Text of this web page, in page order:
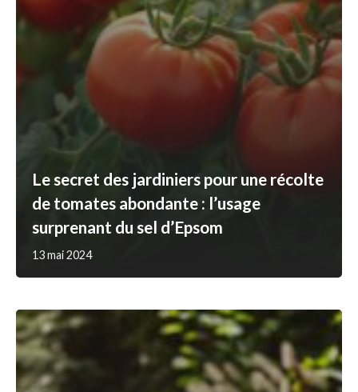
Le secret des jardiniers pour une récolte
de tomates abondante : l’usage
surprenant du sel d’Epsom
13 mai 2024